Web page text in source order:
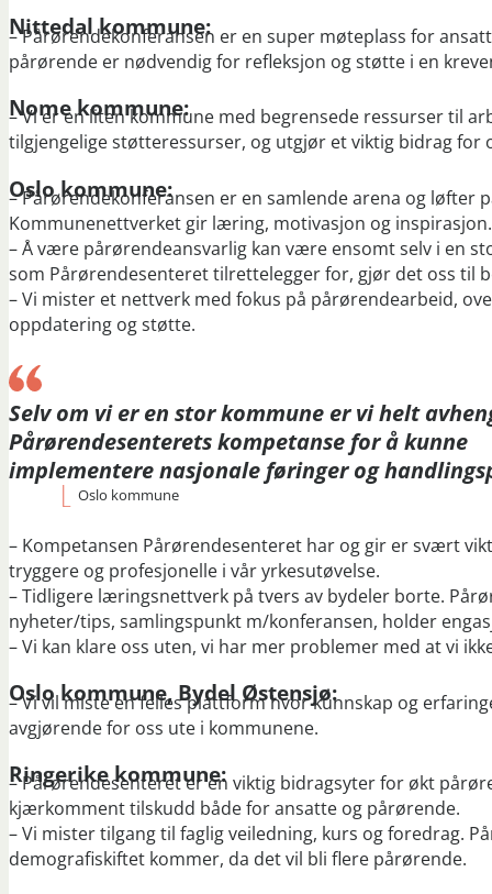
Nittedal kommune:
– Pårørendekonferansen er en super møteplass for
pårørende er nødvendig for refleksjon og støtte i en
Nome kommune:
– Vi er en liten kommune med begrensede ressurser til
tilgjengelige støtteressurser, og utgjør et viktig bidrag for
Oslo kommune:
– Pårørendekonferansen er en samlende arena og
Kommunenettverket gir læring, motivasjon og inspirasjon.
– Å være pårørendeansvarlig kan være ensomt selv i en
som Pårørendesenteret tilrettelegger for, gjør det oss til
– Vi mister et nettverk med fokus på pårørendearbeid,
oppdatering og støtte.
Selv om vi er en stor kommune er vi helt
Pårørendesenterets kompetanse for å kunne
implementere nasjonale føringer og
Oslo kommune
– Kompetansen Pårørendesenteret har og gir er svært
tryggere og profesjonelle i vår yrkesutøvelse.
– Tidligere læringsnettverk på tvers av bydeler borte.
nyheter/tips, samlingspunkt m/konferansen, holder
– Vi kan klare oss uten, vi har mer problemer med at vi
Oslo kommune, Bydel Østensjø:
– Vi vil miste en felles plattform hvor kunnskap og
avgjørende for oss ute i kommunene.
Ringerike kommune:
– Pårørendesenteret er en viktig bidragsyter for økt
kjærkomment tilskudd både for ansatte og pårørende.
– Vi mister tilgang til faglig veiledning, kurs og foredrag.
demografiskiftet kommer, da det vil bli flere pårørende.